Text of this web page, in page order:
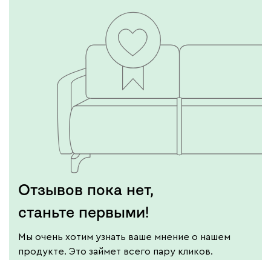
Отзывов пока нет,
станьте первыми!
Мы очень хотим узнать ваше мнение о нашем
продукте. Это займет всего пару кликов.